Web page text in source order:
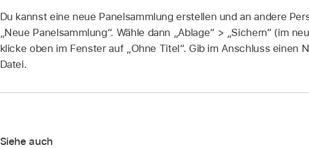
Du kannst eine neue Panelsammlung erstellen und an andere
„Neue Panelsammlung“. Wähle dann „Ablage“ > „Sichern“ (im
klicke oben im Fenster auf „Ohne Titel“. Gib im Anschluss einen
Datei.
Siehe auch